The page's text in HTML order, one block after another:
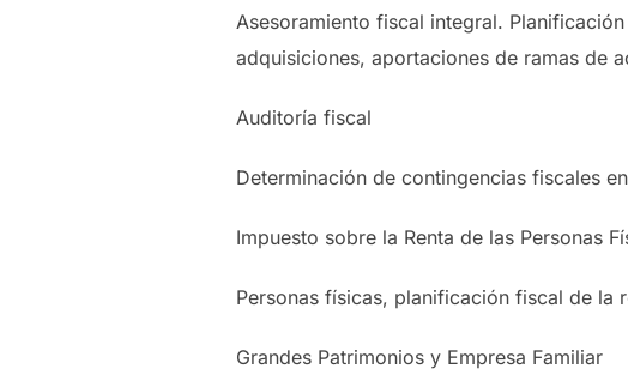
Asesoramiento fiscal integral.
adquisiciones, aportaciones de ramas de
Auditoría fiscal
Determinación de contingencias fiscales
Impuesto sobre la Renta de las Personas
Personas físicas, planificación fiscal de la
Grandes Patrimonios y Empresa Familiar